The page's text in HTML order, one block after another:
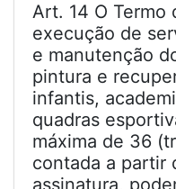
Art. 14 O Termo
execução de
e manutenção
pintura e
infantis,
quadras
máxima de 36
contada a partir
assinatura,